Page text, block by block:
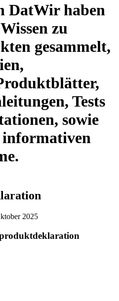
DatWir haben
zu
gesammelt,
Tests
sowie
informativen
2025